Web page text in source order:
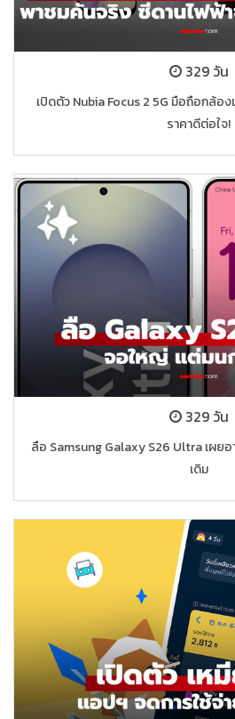
329 วัน
เปิดตัว Nubia Focus 2 5G มือถือกล้อง
ราคาดีต่อใจ!
329 วัน
ลือ Samsung Galaxy S26 Ultra เผย
เดิม